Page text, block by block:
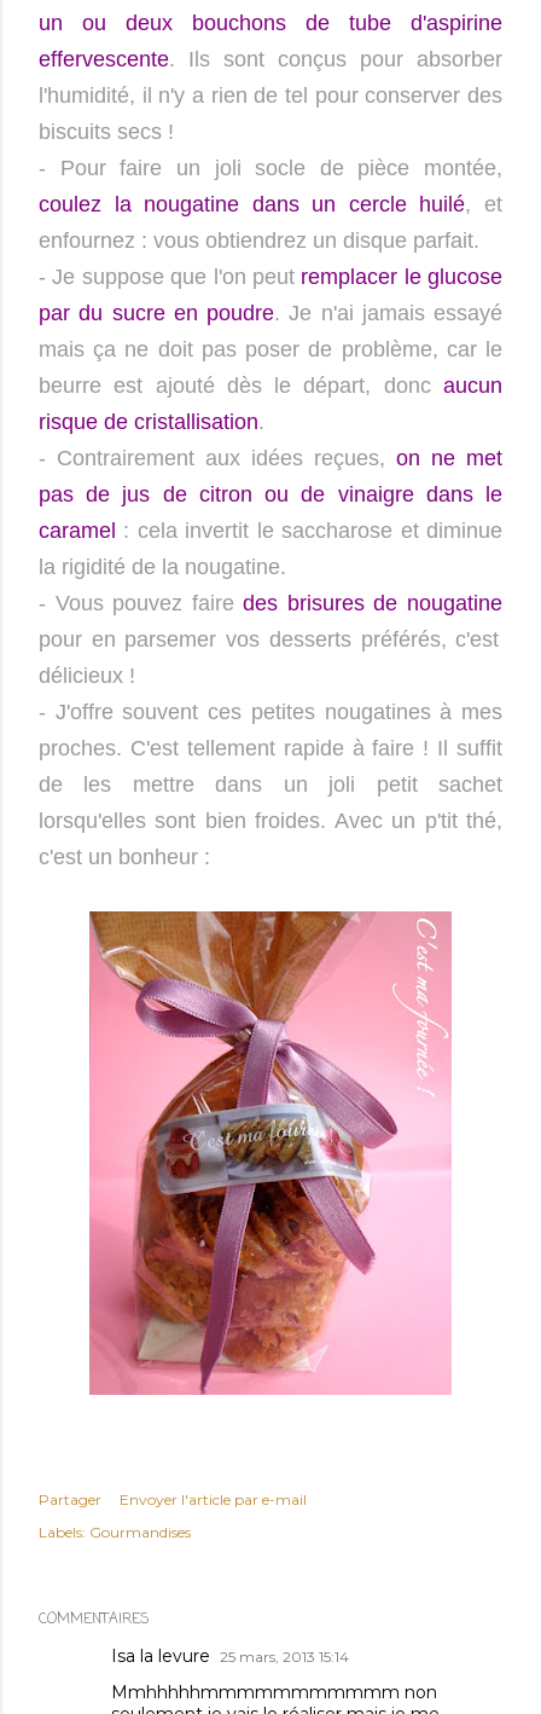
un ou deux bouchons de tube d'aspirine
effervescente. Ils sont conçus pour absorber
l'humidité, il n'y a rien de tel pour conserver des
biscuits secs !
- Pour faire un joli socle de pièce montée,
coulez la nougatine dans un cercle huilé, et
enfournez : vous obtiendrez un disque parfait.
- Je suppose que l'on peut remplacer le glucose
par du sucre en poudre. Je n'ai jamais essayé
mais ça ne doit pas poser de problème, car le
beurre est ajouté dès le départ, donc aucun
risque de cristallisation.
- Contrairement aux idées reçues, on ne met
pas de jus de citron ou de vinaigre dans le
caramel : cela invertit le saccharose et diminue
la rigidité de la nougatine.
- Vous pouvez fairedes brisures de nougatine
pour en parsemer vos desserts préférés, c'est
délicieux !
- J'offre souvent ces petites nougatines à mes
proches. C'est tellement rapide à faire ! Il suffit
de les mettre dans un joli petit sachet
lorsqu'elles sont bien froides. Avec un p'tit thé,
c'est un bonheur :
Partager
Envoyer l'article par e-mail
Labels: Gourmandises
COMMENTAIRES
Isa la levure 25 mars, 2013 15:14
Mmhhhhhmmmmmmmmmmm non